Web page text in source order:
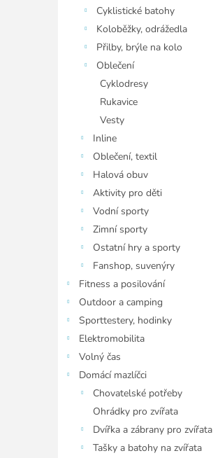
Cyklistické batohy
Koloběžky, odrážedla
Přilby, brýle na kolo
Oblečení
Cyklodresy
Rukavice
Vesty
Inline
Oblečení, textil
Halová obuv
Aktivity pro děti
Vodní sporty
Zimní sporty
Ostatní hry a sporty
Fanshop, suvenýry
Fitness a posilování
Outdoor a camping
Sporttestery, hodinky
Elektromobilita
Volný čas
Domácí mazlíčci
Chovatelské potřeby
Ohrádky pro zvířata
Dvířka a zábrany pro zvířata
Tašky a batohy na zvířata